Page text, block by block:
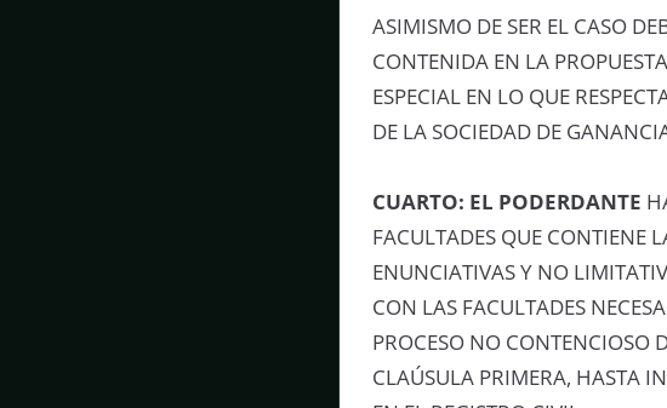
ASIMISMO DE SER EL CASO
CONTENIDA EN LA
ESPECIAL EN LO QUE
DE LA SOCIEDAD DE
CUARTO: EL PODERDANTE
FACULTADES QUE CONTIENE
ENUNCIATIVAS Y NO
CON LAS FACULTADES
PROCESO NO CONTENCIOSO
CLAÚSULA PRIMERA, HASTA